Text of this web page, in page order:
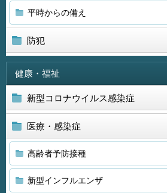
平時からの備え
防犯
健康・福祉
新型コロナウイルス感染症
医療・感染症
高齢者予防接種
新型インフルエンザ